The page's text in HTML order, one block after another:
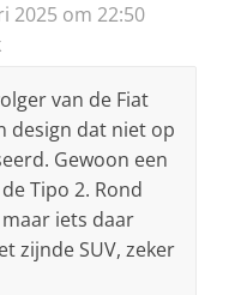
2025 om 22:50
van de Fiat
design dat niet op
Gewoon een
Tipo 2. Rond
iets daar
zijnde SUV, zeker